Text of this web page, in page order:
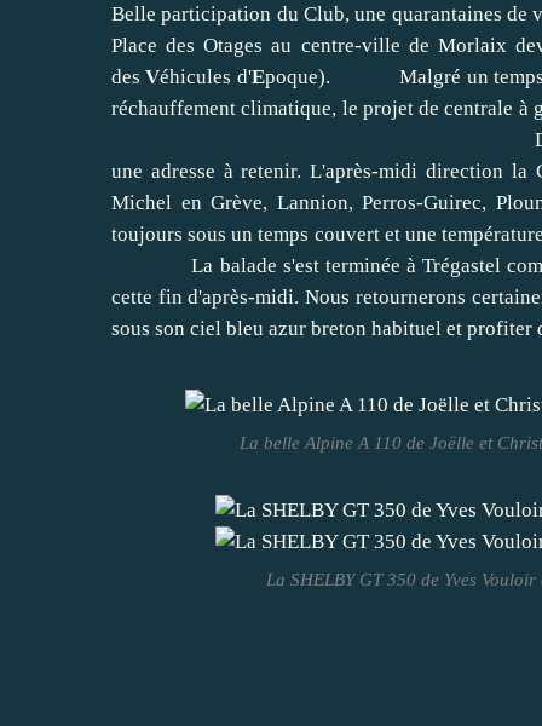
Belle participation du Club, une quarantaines de
Place des Otages au centre-ville de Morlaix
desVéhicules d'Epoque). Malgré un temps
réchauffement climatique, le projet de centrale
Déjeuner au restaurant
une adresse à retenir. L'après-midi direction
Michel en Grève, Lannion, Perros-Guirec,
toujours sous un temps couvert et une
La balade s'est terminée à Trégastel
cette fin d'après-midi. Nous retournerons
sous son ciel bleu azur breton habituel et profiter
La belle Alpine A 110 de Joëlle et
La SHELBY GT 350 de Yves